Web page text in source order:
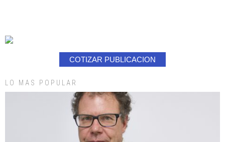
COTIZAR PUBLICACION
LO MAS POPULAR